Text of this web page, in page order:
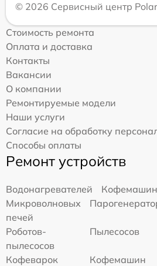
© 2026 Сервисный центр
Стоимость ремонта
Оплата и доставка
Контакты
Вакансии
О компании
Ремонтируемые модели
Наши услуги
Согласие на обработку
Способы оплаты
Ремонт устройств
Водонагревателей
Кофемашин
Микроволновых
печей
Роботов-
пылесосов
Пылесосов
Кофеварок
Кофемашин